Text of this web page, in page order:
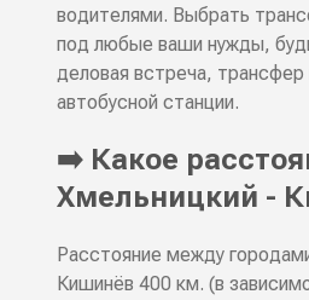
водителями. Выбрать
под любые ваши нужды,
деловая встреча,
автобусной станции.
➡️ Какое
Хмельницкий -
Расстояние между
Кишинёв 400 км. (в